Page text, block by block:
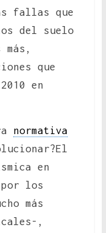
fallas que
del suelo
que
en
normativa
en
por los
más
,